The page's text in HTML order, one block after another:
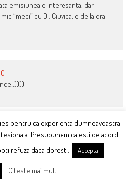
emisiunea e interesanta, dar
“meci” cu Dl. Ciuvica, e de la ora
2012 at 14:12
propuneti sa reconstruiasca
distruse sau sa le restaureze pe
decit sa le distruga pe cele
pentru ca experienta dumneavoastra
Presupunem ca esti de acord
refuza daca doresti.
Accepta
Citeste mai mult